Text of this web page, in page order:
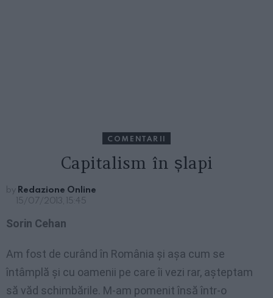
COMENTARII
Capitalism în șlapi
by Redazione Online
15/07/2013, 15:45
Sorin Cehan
Am fost de curând în România și așa cum se
întâmplă și cu oamenii pe care îi vezi rar, așteptam
să văd schimbările. M-am pomenit însă într-o